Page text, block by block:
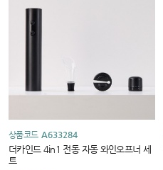
상품코드 A633284
더카인드 4in1 전동 자동 와인오프너 세
트